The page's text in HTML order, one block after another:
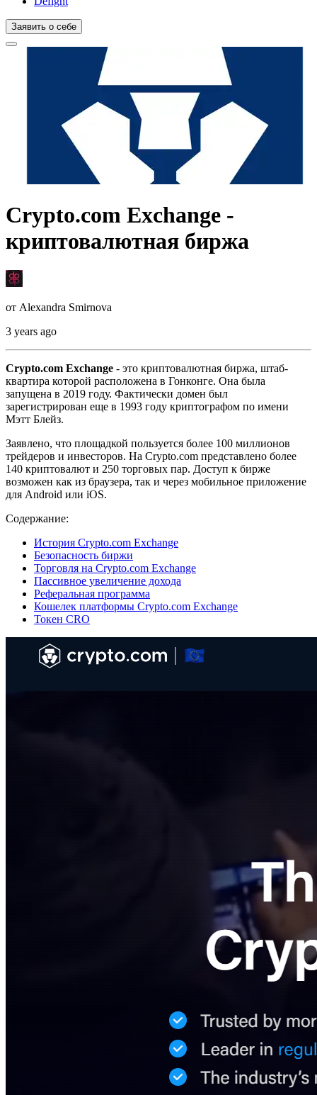
Заявить о себе
Crypto.com Exchange -
криптовалютная биржа
от Alexandra Smirnova
3 years ago
Crypto.com Exchange - это криптовалютная биржа, штаб-
квартира которой расположена в Гонконге. Она была
запущена в 2019 году. Фактически домен был
зарегистрирован еще в 1993 году криптографом по имени
Мэтт Блейз.
Заявлено, что площадкой пользуется более 100 миллионов
трейдеров и инвесторов. На Crypto.com представлено более
140 криптовалют и 250 торговых пар. Доступ к бирже
возможен как из браузера, так и через мобильное приложение
для Android или iOS.
Содержание:
История Crypto.com Exchange
Безопасность биржи
Торговля на Crypto.com Exchange
Пассивное увеличение дохода
Реферальная программа
Кошелек платформы Crypto.com Exchange
Токен CRO